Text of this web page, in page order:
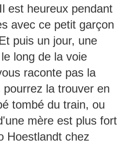
est heureux pendant
avec ce petit garçon
puis un jour, une
long de la voie
raconte pas la
la trouver en
tombé du train, ou
mère est plus fort
Hoestlandt chez